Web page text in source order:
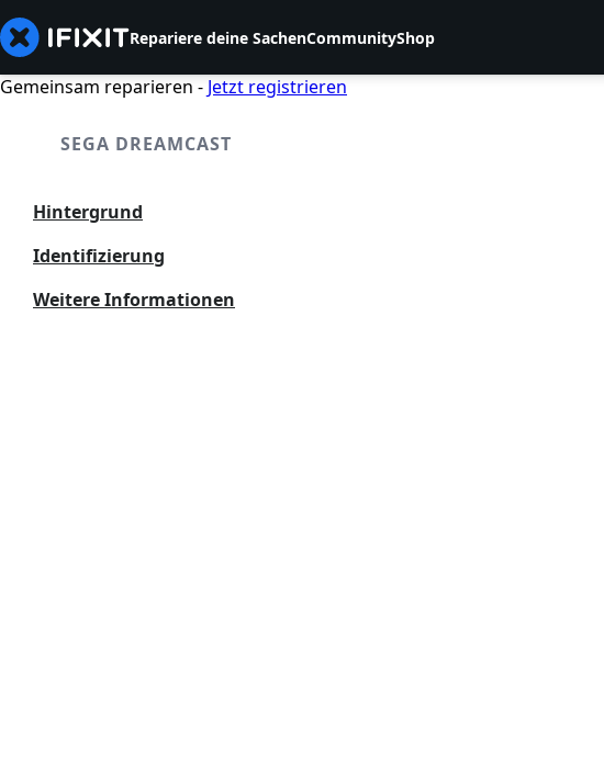
Repariere deine SachenCommunityShop
Gemeinsam reparieren - Jetzt registrieren
SEGA DREAMCAST
Hintergrund
Identifizierung
Weitere Informationen